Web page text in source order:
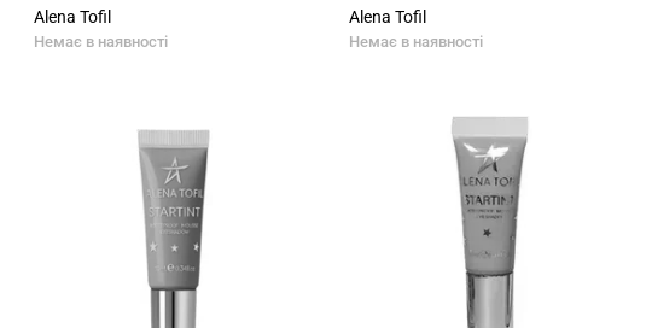
Alena Tofil
Немає в наявності
Alena Tofil
Немає в наявності